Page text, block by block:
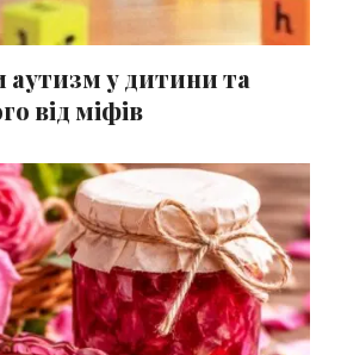
аутизм у дитини та
від міфів